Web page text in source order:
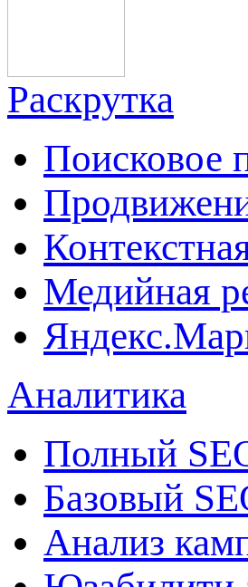
Раскрутка
Поисковое
Медийная
Аналитика
Полный
Базовый
Анализ